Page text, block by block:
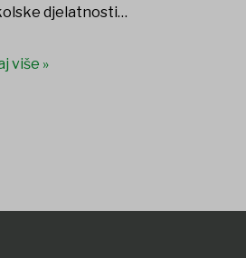
djelatnosti…
više »